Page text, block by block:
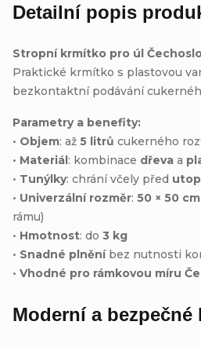
Detailní popis
Stropní krmítko pro úl
Praktické krmítko s plastovou
bezkontaktní podávání
Parametry a benefity:
• Objem: až 5 litrů cukerného
• Materiál: kombinace dřeva a
• Tunýlky: chrání včely před
• Univerzální rozměr: 50 × 50 cm
rámu)
• Hmotnost: do 3 kg
• Snadné plněníbez nutnosti
• Vhodné pro rámkovou míru
Moderní a bezpečné